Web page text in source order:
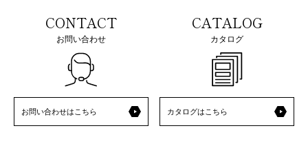
CONTACT
お問い合わせ
お問い合わせはこちら
CATALOG
カタログ
カタログはこちら